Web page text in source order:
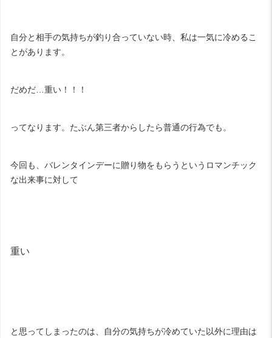
自分と相手の気持ちが釣り合っていない時、私は一気に冷めるこ
とがあります。
だめだ…重い！！！
ってなります。たぶん第三者からしたら普通の行為でも。
今回も、バレンタインデーに贈り物をもらうというロマンチック
な出来事に対して
重い
と思ってしまったのは、自分の気持ちが冷めていた以外に理由は